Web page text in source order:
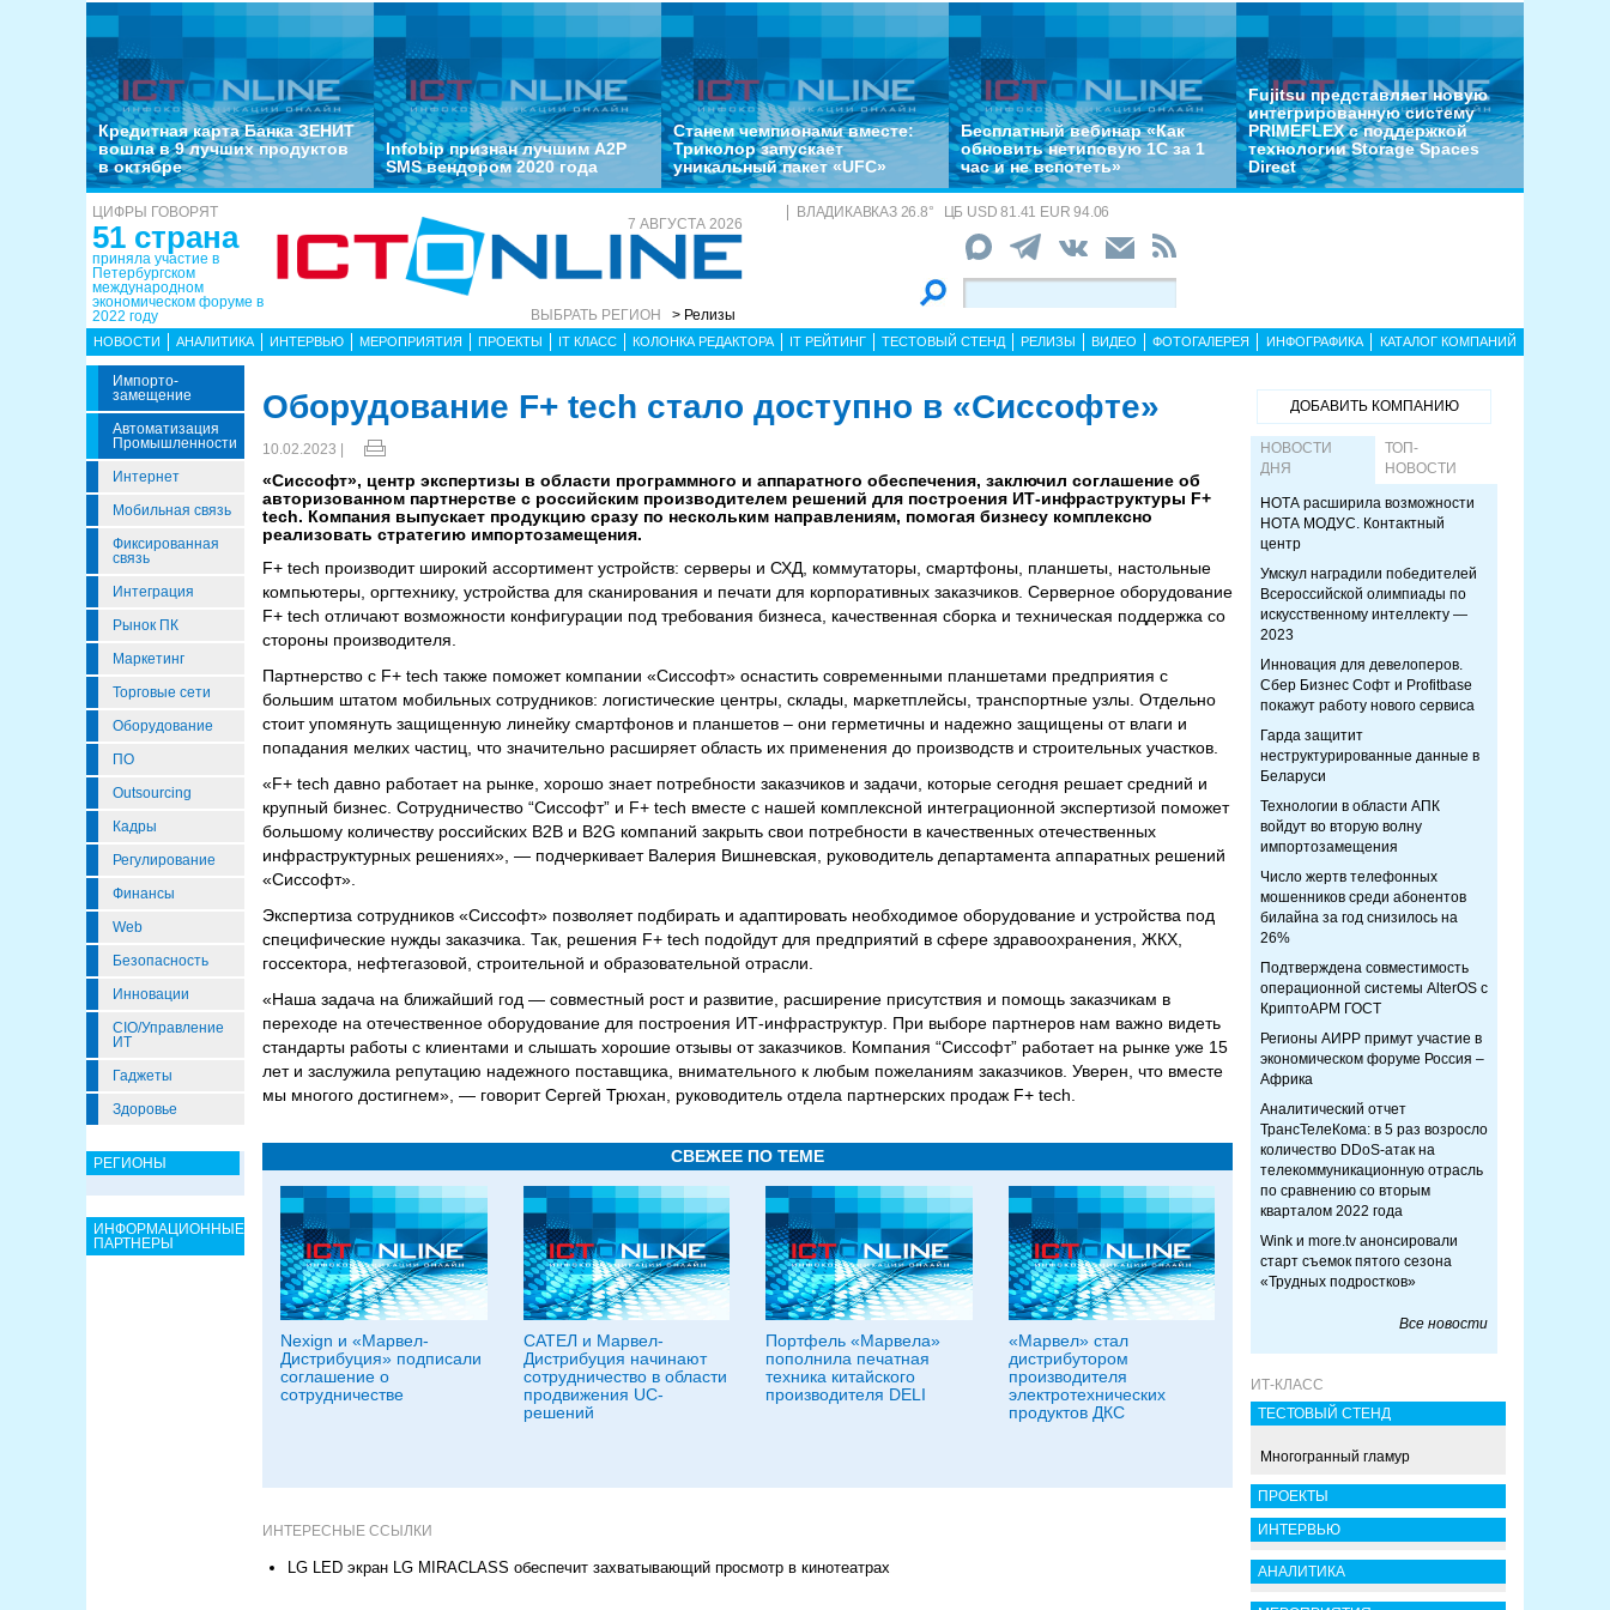
Кредитная карта Банка ЗЕНИТ
вошла в 9 лучших продуктов
в октябре
Infobip признан лучшим A2P
SMS вендором 2020 года
Станем чемпионами вместе:
Триколор запускает
уникальный пакет «UFC»
Бесплатный вебинар «Как
обновить нетиповую 1С за 1
час и не вспотеть»
Fujitsu представляет новую
интегрированную систему
PRIMEFLEX с поддержкой
технологии Storage Spaces
Direct
ЦИФРЫ ГОВОРЯТ
51 страна
приняла участие в
Петербургском
международном
экономическом форуме в
2022 году
7 АВГУСТА 2026
ВЫБРАТЬ РЕГИОН > Релизы
ВЛАДИКАВКАЗ 26.8° ЦБ USD 81.41 EUR 94.06
НОВОСТИ АНАЛИТИКА ИНТЕРВЬЮ МЕРОПРИЯТИЯ ПРОЕКТЫ IT КЛАСС КОЛОНКА РЕДАКТОРА IT РЕЙТИНГ ТЕСТОВЫЙ СТЕНД РЕЛИЗЫ ВИДЕО ФОТОГАЛЕРЕЯ ИНФОГРАФИКА КАТАЛОГ КОМПАНИЙ
Импорто­
Замещение
Автоматизация
Промышленности
Интернет
Мобильная связь
Фиксированная
связь
Интеграция
Рынок ПК
Маркетинг
Торговые сети
Оборудование
ПО
Outsourcing
Кадры
Регулирование
Финансы
Web
Безопасность
Инновации
CIO/Управление
ИТ
Гаджеты
Здоровье
РЕГИОНЫ
ИНФОРМАЦИОННЫЕ
ПАРТНЕРЫ
Оборудование F+ tech стало доступно в «Сиссофте»
10.02.2023 |
«Сиссофт», центр экспертизы в области программного и аппаратного обеспечения, заключил соглашение об
авторизованном партнерстве с российским производителем решений для построения ИТ-инфраструктуры F+
tech. Компания выпускает продукцию сразу по нескольким направлениям, помогая бизнесу комплексно
реализовать стратегию импортозамещения.
F+ tech производит широкий ассортимент устройств: серверы и СХД, коммутаторы, смартфоны, планшеты, настольные
компьютеры, оргтехнику, устройства для сканирования и печати для корпоративных заказчиков. Серверное оборудование
F+ tech отличают возможности конфигурации под требования бизнеса, качественная сборка и техническая поддержка со
стороны производителя.
Партнерство с F+ tech также поможет компании «Сиссофт» оснастить современными планшетами предприятия с
большим штатом мобильных сотрудников: логистические центры, склады, маркетплейсы, транспортные узлы. Отдельно
стоит упомянуть защищенную линейку смартфонов и планшетов – они герметичны и надежно защищены от влаги и
попадания мелких частиц, что значительно расширяет область их применения до производств и строительных участков.
«F+ tech давно работает на рынке, хорошо знает потребности заказчиков и задачи, которые сегодня решает средний и
крупный бизнес. Сотрудничество “Сиссофт” и F+ tech вместе с нашей комплексной интеграционной экспертизой поможет
большому количеству российских B2B и B2G компаний закрыть свои потребности в качественных отечественных
инфраструктурных решениях», — подчеркивает Валерия Вишневская, руководитель департамента аппаратных решений
«Сиссофт».
Экспертиза сотрудников «Сиссофт» позволяет подбирать и адаптировать необходимое оборудование и устройства под
специфические нужды заказчика. Так, решения F+ tech подойдут для предприятий в сфере здравоохранения, ЖКХ,
госсектора, нефтегазовой, строительной и образовательной отрасли.
«Наша задача на ближайший год — совместный рост и развитие, расширение присутствия и помощь заказчикам в
переходе на отечественное оборудование для построения ИТ-инфраструктур. При выборе партнеров нам важно видеть
стандарты работы с клиентами и слышать хорошие отзывы от заказчиков. Компания “Сиссофт” работает на рынке уже 15
лет и заслужила репутацию надежного поставщика, внимательного к любым пожеланиям заказчиков. Уверен, что вместе
мы многого достигнем», — говорит Сергей Трюхан, руководитель отдела партнерских продаж F+ tech.
СВЕЖЕЕ ПО ТЕМЕ
Nexign и «Марвел-
Дистрибуция» подписали
соглашение о
сотрудничестве
САТЕЛ и Марвел-
Дистрибуция начинают
сотрудничество в области
продвижения UC-
решений
Портфель «Марвела»
пополнила печатная
техника китайского
производителя DELI
«Марвел» стал
дистрибутором
производителя
электротехнических
продуктов ДКС
ИНТЕРЕСНЫЕ ССЫЛКИ
LG LED экран LG MIRACLASS обеспечит захватывающий просмотр в кинотеатрах
ДОБАВИТЬ КОМПАНИЮ
НОВОСТИ
ДНЯ
ТОП-
НОВОСТИ
НОТА расширила возможности
НОТА МОДУС. Контактный
центр
Умскул наградили победителей
Всероссийской олимпиады по
искусственному интеллекту —
2023
Инновация для девелоперов.
Сбер Бизнес Софт и Profitbase
покажут работу нового сервиса
Гарда защитит
неструктурированные данные в
Беларуси
Технологии в области АПК
войдут во вторую волну
импортозамещения
Число жертв телефонных
мошенников среди абонентов
билайна за год снизилось на
26%
Подтверждена совместимость
операционной системы AlterOS с
КриптоАРМ ГОСТ
Регионы АИРР примут участие в
экономическом форуме Россия –
Африка
Аналитический отчет
ТрансТелеКома: в 5 раз возросло
количество DDoS-атак на
телекоммуникационную отрасль
по сравнению со вторым
кварталом 2022 года
Wink и more.tv анонсировали
старт съемок пятого сезона
«Трудных подростков»
Все новости
ИТ-КЛАСС
ТЕСТОВЫЙ СТЕНД
Многогранный гламур
ПРОЕКТЫ
ИНТЕРВЬЮ
АНАЛИТИКА